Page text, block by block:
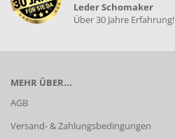
Leder Schomaker
Über 30 Jahre Erfahrung!
MEHR ÜBER...
AGB
Versand- & Zahlungsbedingungen